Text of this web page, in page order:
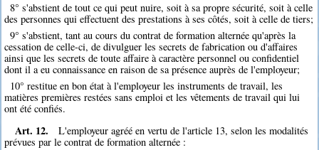
8° s'abstient de tout ce qui peut nuire, soit à sa propre sécurité, soit à celle
des personnes qui effectuent des prestations à ses côtés, soit à celle de tiers;
9° s'abstient, tant au cours du contrat de formation alternée qu'après la
cessation de celle-ci, de divulguer les secrets de fabrication ou d'affaires
ainsi que les secrets de toute affaire à caractère personnel ou confidentiel
dont il a eu connaissance en raison de sa présence auprès de l'employeur;
10° restitue en bon état à l'employeur les instruments de travail, les
matières premières restées sans emploi et les vêtements de travail qui lui
ont été confiés.
Art. 12.
L'employeur agréé en vertu de l'article 13, selon les modalités
prévues par le contrat de formation alternée :